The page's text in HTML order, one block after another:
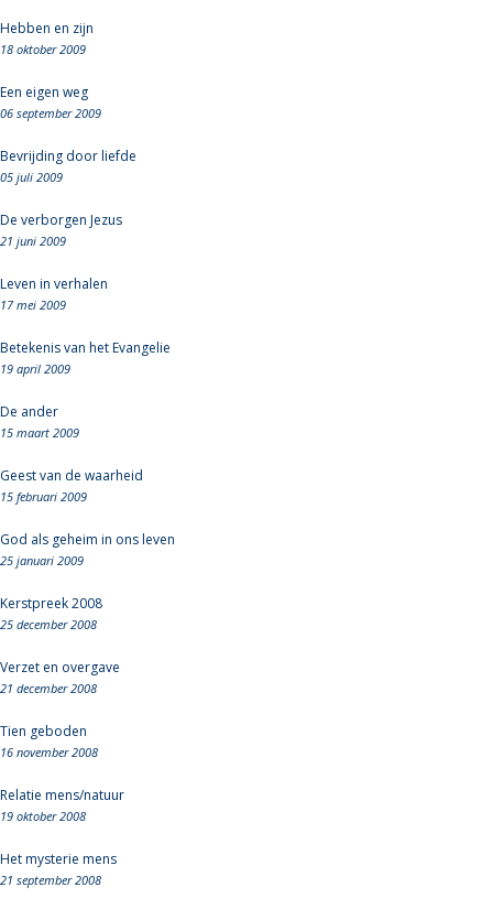
Hebben en zijn
18 oktober 2009
Een eigen weg
06 september 2009
Bevrijding door liefde
05 juli 2009
De verborgen Jezus
21 juni 2009
Leven in verhalen
17 mei 2009
Betekenis van het Evangelie
19 april 2009
De ander
15 maart 2009
Geest van de waarheid
15 februari 2009
God als geheim in ons leven
25 januari 2009
Kerstpreek 2008
25 december 2008
Verzet en overgave
21 december 2008
Tien geboden
16 november 2008
Relatie mens/natuur
19 oktober 2008
Het mysterie mens
21 september 2008